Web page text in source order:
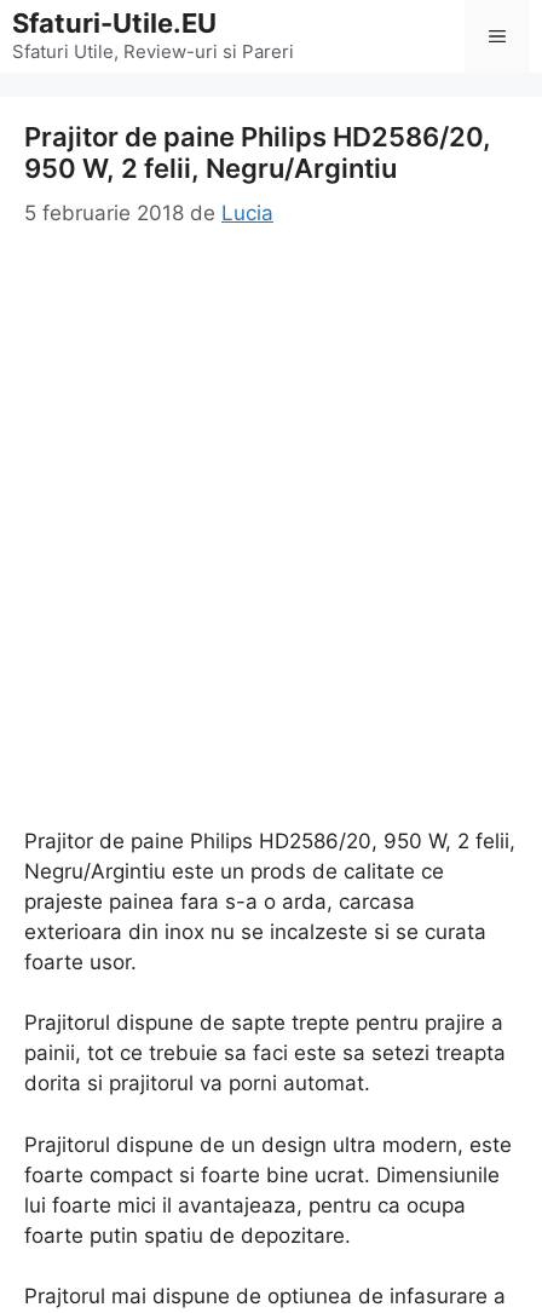
Sari
la
Sfaturi-Utile.EU
Sfaturi Utile, Review-uri si Pareri
Prajitor de paine Philips HD2586/20,
950 W, 2 felii, Negru/Argintiu
5 februarie 2018 de Lucia
Prajitor de paine Philips HD2586/20, 950 W, 2 felii,
Negru/Argintiu este un prods de calitate ce
prajeste painea fara s-a o arda, carcasa
exterioara din inox nu se incalzeste si se curata
foarte usor.
Prajitorul dispune de sapte trepte pentru prajire a
painii, tot ce trebuie sa faci este sa setezi treapta
dorita si prajitorul va porni automat.
Prajitorul dispune de un design ultra modern, este
foarte compact si foarte bine ucrat. Dimensiunile
lui foarte mici il avantajeaza, pentru ca ocupa
foarte putin spatiu de depozitare.
Prajtorul mai dispune de optiunea de infasurare a